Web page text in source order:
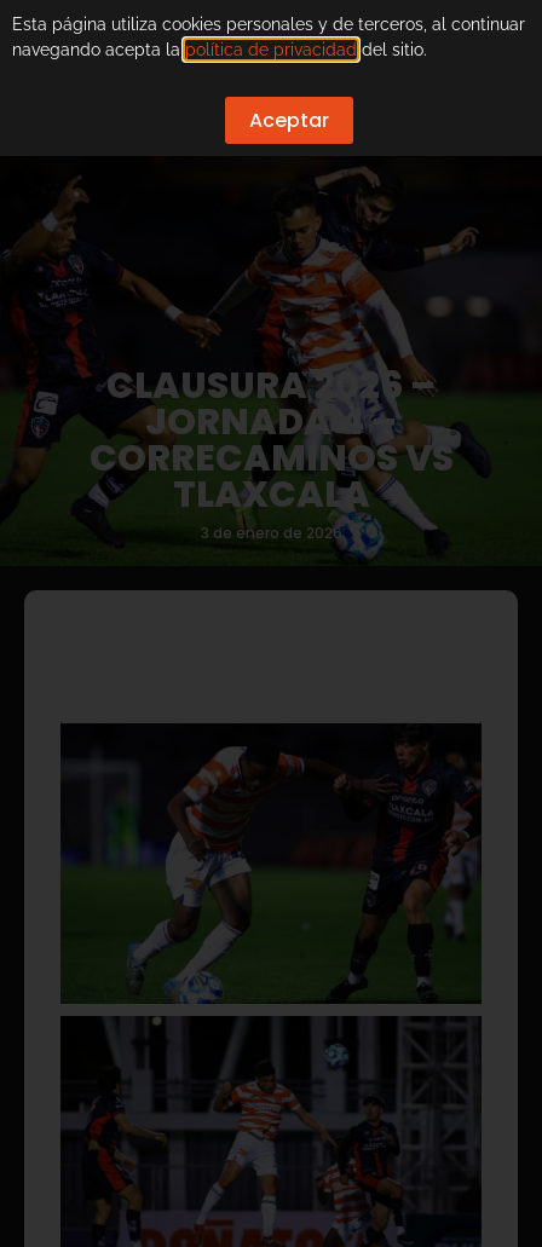
CLAUSURA 2026 –
JORNADA 4 –
CORRECAMINOS VS
TLAXCALA
3 de enero de 2026
Esta página utiliza cookies personales y de terceros, al continuar
navegando acepta la política de privacidad del sitio.
Aceptar